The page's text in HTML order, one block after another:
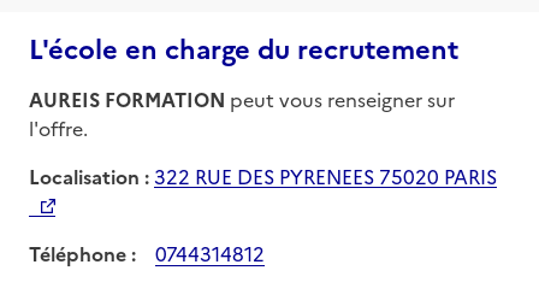
L'école en charge du recrutement
AUREIS FORMATION peut vous renseigner sur
l'offre.
Localisation :322 RUE DES PYRENEES 75020 PARIS
Téléphone : 0744314812